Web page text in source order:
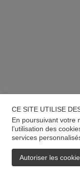
CE SITE UTILISE
En poursuivant votre
l’utilisation des
services
Autoriser les